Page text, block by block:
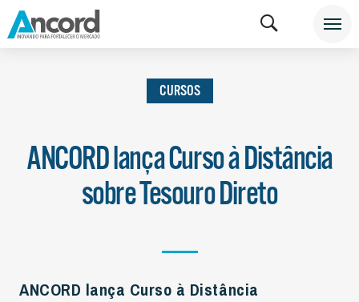
INSTITUCIONAL
CURSOS
ANCORD lança Curso à Distância
sobre Tesouro Direto
ANCORD lança Curso à Distância